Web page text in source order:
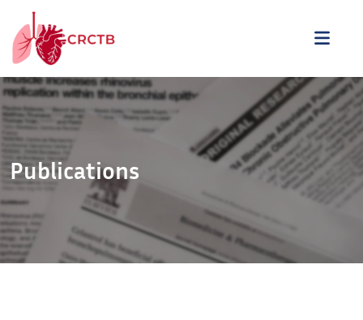
Aller au contenu
Publications